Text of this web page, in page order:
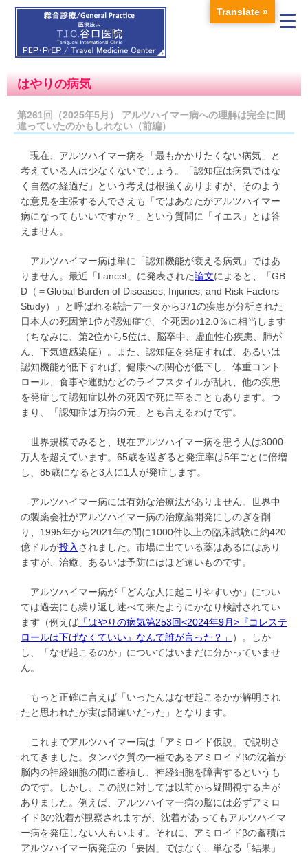
はやりの病気
第261回（2025年5月） アルツハイマー病への理解は完全に間
違っていたのかもしれない（前編）
現在、アルツハイマー病を「最もかかりたくない病気」と
考えている人は少なくないでしょう。「認知症は病気ではな
く自然の経過だ」という考えは根強くありますが、そのよう
な意見を主張する人でさえも「ではあなたがアルツハイマー
病になってもいいですか？」という質問に「イエス」とは答
えません。
アルツハイマー病は単に「認知機能が衰える病気」ではあ
りません。最近「Lancet」に発表された論文によると、「GB
D（＝Global Burden of Diseases, Injuries, and Risk Factors
Study）」と呼ばれる統計データから371の疾患が分析された
日本人の死因第1位が認知症で、全死因の12.0％に相当します
（ちなみに、第2位から5位は、脳卒中、虚血性心疾患、肺が
ん、下気道感染症）。また、認知症を発症すれば、あるいは
認知機能が低下すれば、健康への関心が低下し、体重コント
ロール、食事や運動などのライフスタイルが乱れ、他の疾患
を発症して認知症以外の死因で死に至ることもあります。つ
まり、「認知症は万病の元」とも言えるわけです。
世界規模でみると、現在アルツハイマー病を患う人は3000
万人を超えています。65歳を過ぎると発症率は5年ごとに倍増
し、85歳になると3人に1人が発症します。
アルツハイマー病には有効な治療法がありません。世界中
の製薬会社がアルツハイマー病の治療薬開発にしのぎを削
り、1995年から2021年の間に1000件以上の臨床試験に約420
億ドルが投入 されました。市場に出ている薬はあるにはあり
ますが、治癒、あるいは予防にはほど遠いものです。
アルツハイマー病が「どんな人に起こりやすいか」につい
ては過去にも繰り返し述べて来たようにかなり検討されてい
ます（例えば 「はやりの病気第253回<2024年9月>『コレステ
ロールは下げなくていい』なんて誰が言った？」
）。しか
し、「なぜ起こるのか」についてはいまだに分かっていませ
ん。
もっと正確に言えば「いったんはなぜ起こるかが解明され
たと思われたが実は間違いだった」となります。
これまでアルツハイマー病は「アミロイド仮説」で説明さ
れてきました。タンパク質の一種であるアミロイドβの沈着が
脳内の神経細胞の間に蓄積し、神経細胞を障害するというも
のです。しかし、この説に対しては以前から疑問視する声が
ありました。例えば、アルツハイマー病の脳には必ずアミロ
イドβの沈着が観察されますが、沈着があってもアルツハイマ
ー病を発症しない人もいます。それに、アミロイドβの蓄積は
アルツハイマー病発症の「要因」ではなく、単なる「結果」
Translate »